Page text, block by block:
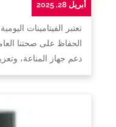
أبريل 28, 2025
تعتبر الفيتامينات
الحفاظ على صحتنا
دعم جهاز المناعة،